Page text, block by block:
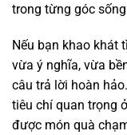
trong từng góc
Nếu bạn khao khát
vừa ý nghĩa, vừa
câu trả lời hoàn
tiêu chí quan trọng
được món quà